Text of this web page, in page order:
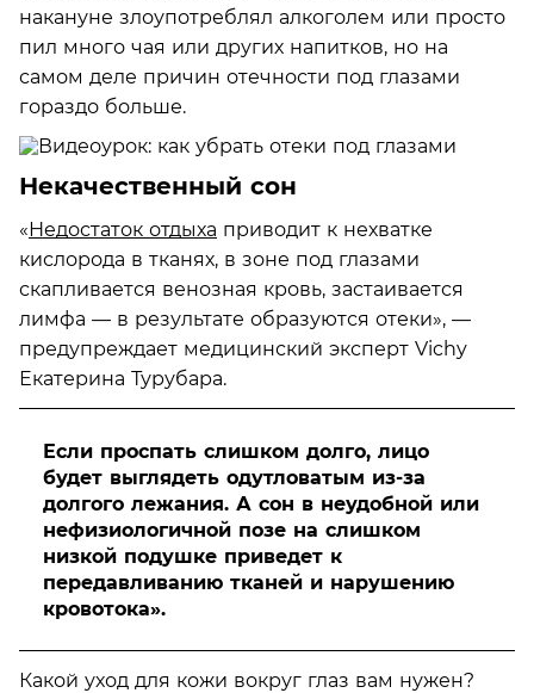
накануне злоупотреблял алкоголем или просто
пил много чая или других напитков, но на
самом деле причин отечности под глазами
гораздо больше.
Некачественный сон
«Недостаток отдыха приводит к нехватке
кислорода в тканях, в зоне под глазами
скапливается венозная кровь, застаивается
лимфа — в результате образуются отеки», —
предупреждает медицинский эксперт Vichy
Екатерина Турубара.
Если проспать слишком долго, лицо
будет выглядеть одутловатым из-за
долгого лежания. А сон в неудобной или
нефизиологичной позе на слишком
низкой подушке приведет к
передавливанию тканей и нарушению
кровотока».
Какой уход для кожи вокруг глаз вам нужен?